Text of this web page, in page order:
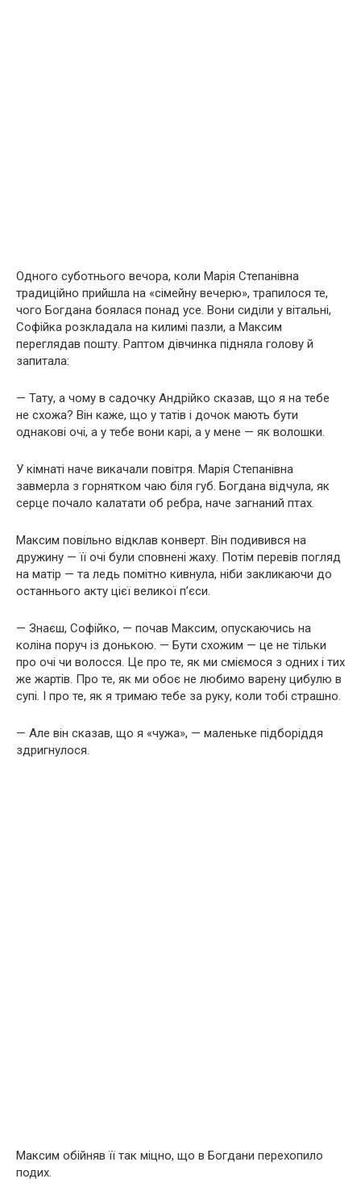
Одного суботнього вечора, коли Марія Степанівна
традиційно прийшла на «сімейну вечерю», трапилося те,
чого Богдана боялася понад усе. Вони сиділи у вітальні,
Софійка розкладала на килимі пазли, а Максим
переглядав пошту. Раптом дівчинка підняла голову й
запитала:
— Тату, а чому в садочку Андрійко сказав, що я на тебе
не схожа? Він каже, що у татів і дочок мають бути
однакові очі, а у тебе вони карі, а у мене — як волошки.
У кімнаті наче викачали повітря. Марія Степанівна
завмерла з горнятком чаю біля губ. Богдана відчула, як
серце почало калатати об ребра, наче загнаний птах.
Максим повільно відклав конверт. Він подивився на
дружину — її очі були сповнені жаху. Потім перевів погляд
на матір — та ледь помітно кивнула, ніби закликаючи до
останнього акту цієї великої п’єси.
— Знаєш, Софійко, — почав Максим, опускаючись на
коліна поруч із донькою. — Бути схожим — це не тільки
про очі чи волосся. Це про те, як ми сміємося з одних і тих
же жартів. Про те, як ми обоє не любимо варену цибулю в
супі. І про те, як я тримаю тебе за руку, коли тобі страшно.
— Але він сказав, що я «чужа», — маленьке підборіддя
здригнулося.
Максим обійняв її так міцно, що в Богдани перехопило
подих.